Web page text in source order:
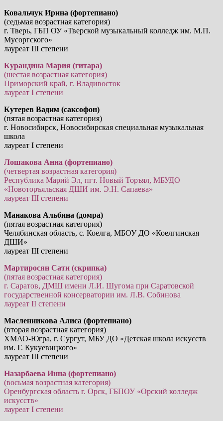
Ковальчук Ирина (фортепиано)
(седьмая возрастная категория)
г. Тверь, ГБП ОУ «Тверской музыкальный колледж им. М.П.
Мусоргского»
лауреат III степени
Курандина Мария (гитара)
(шестая возрастная категория)
Приморский край, г. Владивосток
лауреат I степени
Кутерев Вадим (саксофон)
(пятая возрастная категория)
г. Новосибирск, Новосибирская специальная музыкальная
школа
лауреат I степени
Лошакова Анна (фортепиано)
(четвертая возрастная категория)
Республика Марий Эл, пгт. Новый Торъял, МБУДО
«Новоторъяльская ДШИ им. Э.Н. Сапаева»
лауреат III степени
Манакова Альбина (домра)
(пятая возрастная категория)
Челябинская область, с. Коелга, МБОУ ДО «Коелгинская
ДШИ»
лауреат III степени
Мартиросян Сати (скрипка)
(пятая возрастная категория)
г. Саратов, ДМШ имени Л.И. Шугома при Саратовской
государственной консерватории им. Л.В. Собинова
лауреат II степени
Масленникова Алиса (фортепиано)
(вторая возрастная категория)
ХМАО-Югра, г. Сургут, МБУ ДО «Детская школа искусств
им. Г. Кукуевицкого»
лауреат III степени
Назарбаева Инна (фортепиано)
(восьмая возрастная категория)
Оренбургская область г. Орск, ГБПОУ «Орский колледж
искусств»
лауреат I степени